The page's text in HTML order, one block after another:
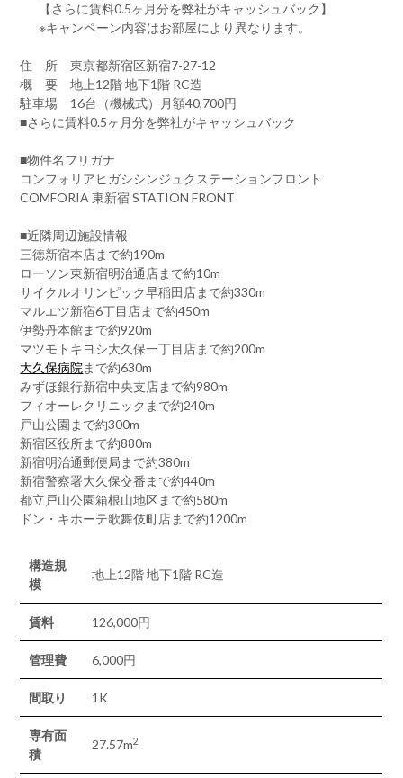
【さらに賃料0.5ヶ月分を弊社がキャッシュバック】
※キャンペーン内容はお部屋により異なります。
住 所 東京都新宿区新宿7-27-12
概 要 地上12階 地下1階 RC造
駐車場 16台（機械式）月額40,700円
■さらに賃料0.5ヶ月分を弊社がキャッシュバック
■物件名フリガナ
コンフォリアヒガシシンジュクステーションフロント
COMFORIA 東新宿 STATION FRONT
■近隣周辺施設情報
三徳新宿本店まで約190m
ローソン東新宿明治通店まで約10m
サイクルオリンピック早稲田店まで約330m
マルエツ新宿6丁目店まで約450m
伊勢丹本館まで約920m
マツモトキヨシ大久保一丁目店まで約200m
大久保病院 まで約630m
みずほ銀行新宿中央支店まで約980m
フィオーレクリニックまで約240m
戸山公園まで約300m
新宿区役所まで約880m
新宿明治通郵便局まで約380m
新宿警察署大久保交番まで約440m
都立戸山公園箱根山地区まで約580m
ドン・キホーテ歌舞伎町店まで約1200m
構造規
模
地上12階 地下1階 RC造
賃料 126,000円
管理費 6,000円
間取り 1K
専有面
積
27.57m2